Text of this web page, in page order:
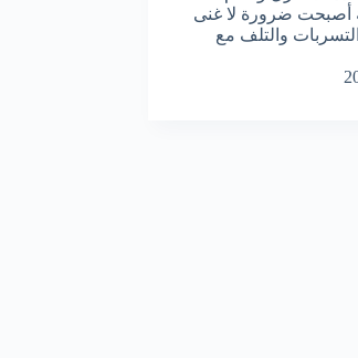
أصبحت ضرورة لا غنى
والتلف مع